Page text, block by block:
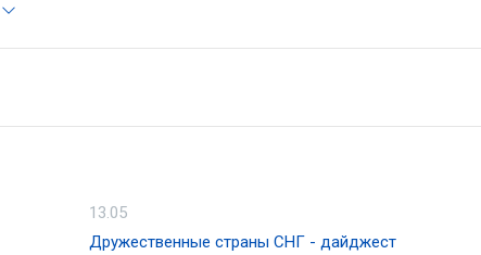
13.05
Дружественные страны СНГ - дайджест